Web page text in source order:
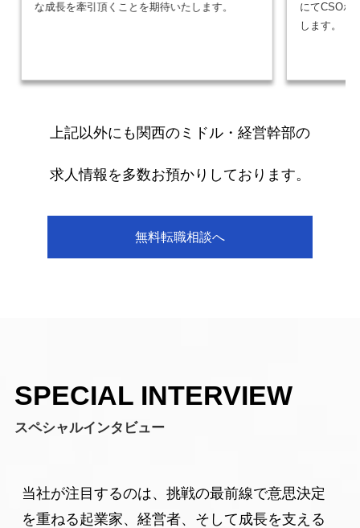
な成長を牽引頂くことを期待いたします。
にてCSOポ
します。
上記以外にも関西のミドル・経営幹部の
求人情報を多数お預かりしております。
無料転職相談へ
SPECIAL INTERVIEW
スペシャルインタビュー
当社が注目するのは、挑戦の最前線で意思決定
を重ねる起業家、経営者、そして成長を支える